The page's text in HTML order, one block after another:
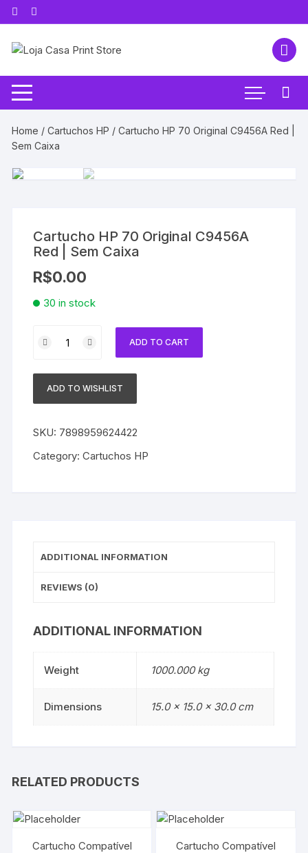
Pular
para
conteúdo
Home /Cartuchos HP / Cartucho HP 70 Original C9456A Red |
Sem Caixa
Cartucho HP 70 Original C9456A
Red | Sem Caixa
R$0.00
30 in stock
HP
Original
|
Caixa
ADD TO CART
ADD TO WISHLIST
SKU: 7898959624422
Category:Cartuchos HP
ADDITIONAL INFORMATION
REVIEWS (0)
ADDITIONAL INFORMATION
Weight 1000.000 kg
Dimensions 15.0 × 15.0 × 30.0 cm
RELATED PRODUCTS
Cartucho Compatível
Cartucho Compatível